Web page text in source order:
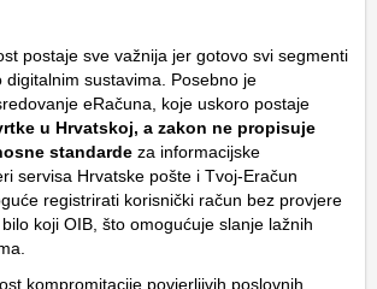
postaje sve važnija jer gotovo svi segmenti
digitalnim sustavima. Posebno je
eRačuna, koje uskoro postaje
u Hrvatskoj, a zakon ne propisuje
standarde za informacijske
servisa Hrvatske pošte i Tvoj-Eračun
registrirati korisnički račun bez provjere
koji OIB, što omogućuje slanje lažnih
kompromitacije povjerljivih poslovnih